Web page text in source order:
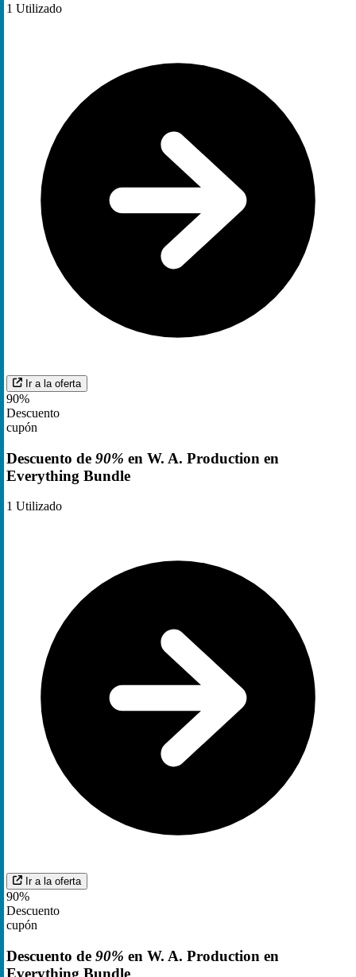
1 Utilizado
Ir a la oferta
90%
Descuento
cupón
Descuento de 90% en W. A. Production en
Everything Bundle
1 Utilizado
Ir a la oferta
90%
Descuento
cupón
Descuento de 90% en W. A. Production en
Everything Bundle